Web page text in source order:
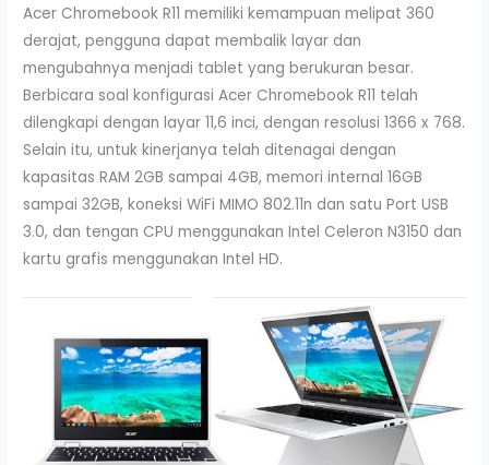
Acer Chromebook R11 memiliki kemampuan melipat 360
derajat, pengguna dapat membalik layar dan
mengubahnya menjadi tablet yang berukuran besar.
Berbicara soal konfigurasi Acer Chromebook R11 telah
dilengkapi dengan layar 11,6 inci, dengan resolusi 1366 x 768.
Selain itu, untuk kinerjanya telah ditenagai dengan
kapasitas RAM 2GB sampai 4GB, memori internal 16GB
sampai 32GB, koneksi WiFi MIMO 802.11n dan satu Port USB
3.0, dan tengan CPU menggunakan Intel Celeron N3150 dan
kartu grafis menggunakan Intel HD.